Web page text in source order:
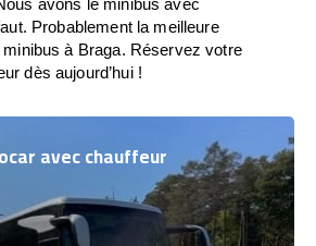
avons le minibus avec
Probablement la meilleure
à Braga. Réservez votre
dès aujourd’hui !
avec chauffeur